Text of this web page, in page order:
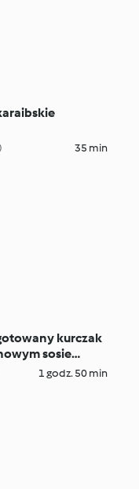
35 min
kurczak
sosie
(z osłoną
1 godz. 50 min